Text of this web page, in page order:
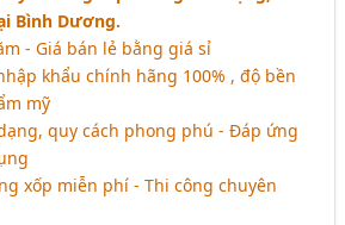
Bình Dương.
- Giá bán lẻ bằng giá sỉ
khẩu chính hãng 100% , độ bền
mỹ
quy cách phong phú - Đáp ứng
xốp miễn phí - Thi công chuyên